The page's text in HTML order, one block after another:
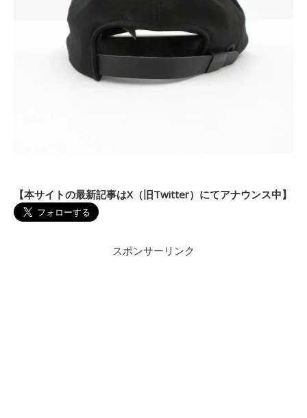
【本サイトの最新記事はX（旧Twitter）にてアナウンス中】
スポンサーリンク